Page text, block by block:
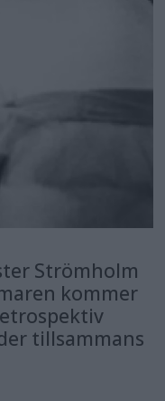
Strömholm
kommer
tillsammans